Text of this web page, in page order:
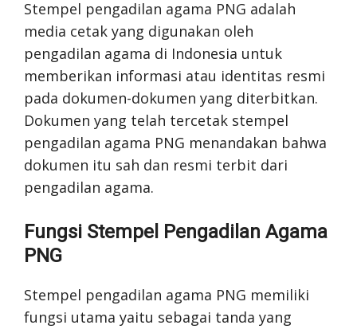
Stempel pengadilan agama PNG adalah
media cetak yang digunakan oleh
pengadilan agama di Indonesia untuk
memberikan informasi atau identitas resmi
pada dokumen-dokumen yang diterbitkan.
Dokumen yang telah tercetak stempel
pengadilan agama PNG menandakan bahwa
dokumen itu sah dan resmi terbit dari
pengadilan agama.
Fungsi Stempel Pengadilan Agama
PNG
Stempel pengadilan agama PNG memiliki
fungsi utama yaitu sebagai tanda yang